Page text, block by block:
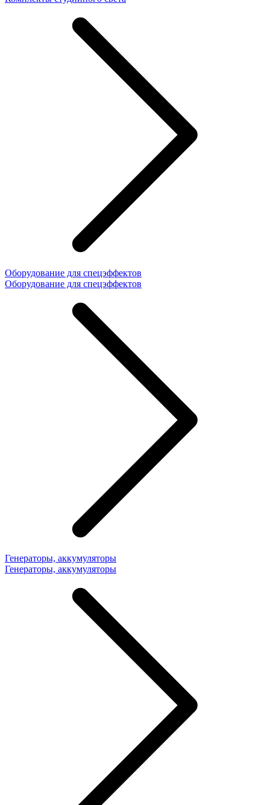
Оборудование для спецэффектов
Оборудование для спецэффектов
Генераторы, аккумуляторы
Генераторы, аккумуляторы